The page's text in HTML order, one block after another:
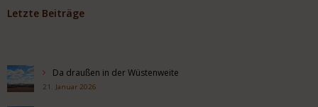
Letzte Beiträge
Da draußen in der Wüstenweite
21. Januar 2026